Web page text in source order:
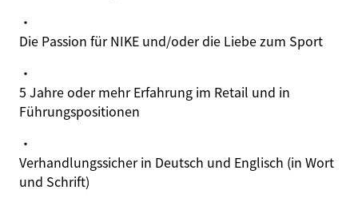
·
Die Passion für NIKE und/oder die Liebe zum Sport
·
5 Jahre oder mehr Erfahrung im Retail und in
Führungspositionen
·
Verhandlungssicher in Deutsch und Englisch (in Wort
und Schrift)